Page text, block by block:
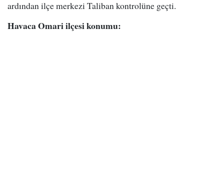
ardından ilçe merkezi Taliban kontrolüne geçti.
Havaca Omari ilçesi konumu: